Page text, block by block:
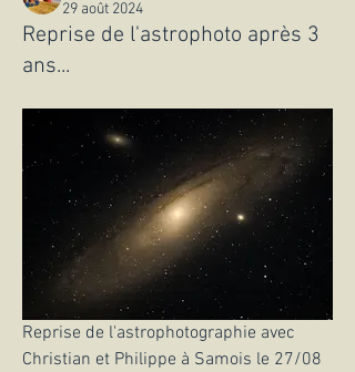
29 août 2024
Reprise de l'astrophoto après 3
ans...
Reprise de l'astrophotographie avec
Christian et Philippe à Samois le 27/08